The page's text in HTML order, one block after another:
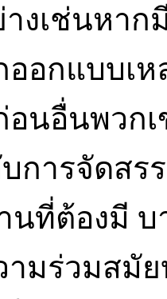
างเช่นหา
อกแบบเ
นอื่นพวก
บการจัดส
นที่ต้องมี
มร่วมสมั